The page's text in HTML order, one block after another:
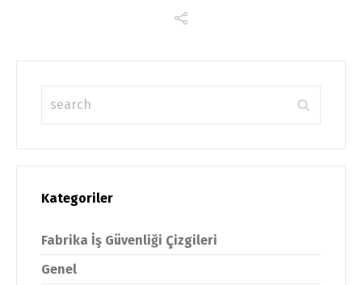
Kategoriler
Fabrika İş Güvenliği Çizgileri
Genel